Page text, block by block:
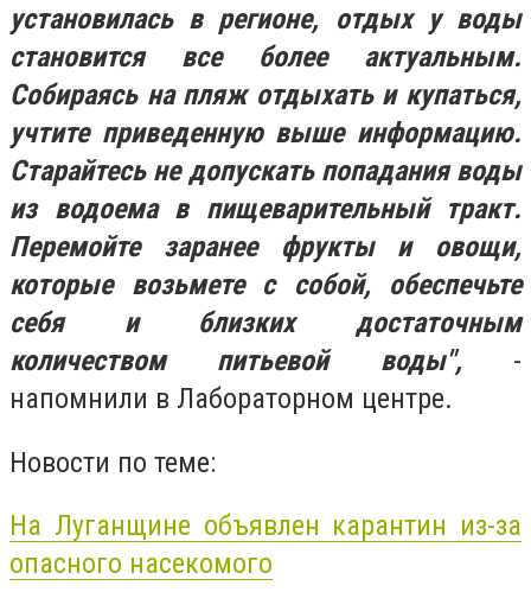
установилась в регионе, отдых у воды
становится все более актуальным.
Собираясь на пляж отдыхать и купаться,
учтите приведенную выше информацию.
Старайтесь не допускать попадания воды
из водоема в пищеварительный тракт.
Перемойте заранее фрукты и овощи,
которые возьмете с собой, обеспечьте
себя и близких достаточным
количеством питьевой воды", -
напомнили в Лабораторном центре.
Новости по теме:
На Луганщине объявлен карантин из-за
опасного насекомого